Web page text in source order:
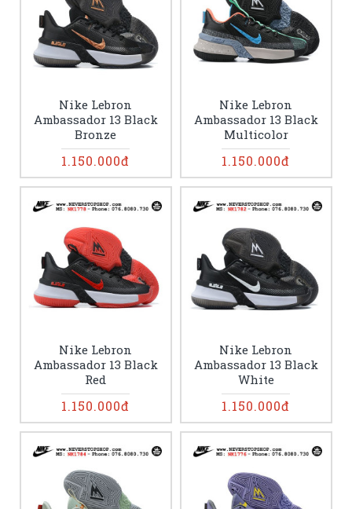
Nike Lebron
Ambassador 13 Black
Bronze
1.150.000đ
Nike Lebron
Ambassador 13 Black
Multicolor
1.150.000đ
Nike Lebron
Ambassador 13 Black
Red
1.150.000đ
Nike Lebron
Ambassador 13 Black
White
1.150.000đ